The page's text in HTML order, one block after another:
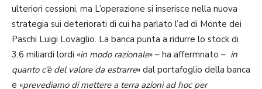
ulteriori cessioni, ma L’operazione si inserisce nella nuova
strategia sui deteriorati di cui ha parlato l’ad di Monte dei
Paschi Luigi Lovaglio. La banca punta a ridurre lo stock di
3,6 miliardi lordi «in modo razionale» – ha affermnato – in
quanto c’è del valore da estrarre» dal portafoglio della banca
e «prevediamo di mettere a terra azioni ad hoc per